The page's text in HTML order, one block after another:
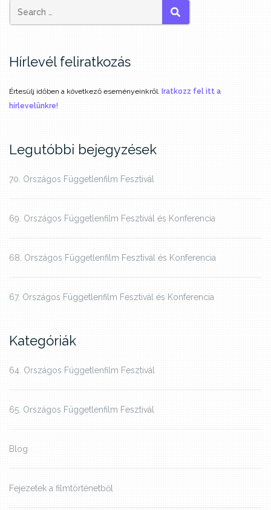
SEARCH
Hírlevél feliratkozás
Értesülj időben a következő eseményeinkről. Iratkozz fel itt a
hírlevelünkre!
Legutóbbi bejegyzések
70. Országos Függetlenfilm Fesztivál
69. Országos Függetlenfilm Fesztivál és Konferencia
68. Országos Függetlenfilm Fesztivál és Konferencia
67. Országos Függetlenfilm Fesztivál és Konferencia
Kategóriák
64. Országos Függetlenfilm Fesztivál
65. Országos Függetlenfilm Fesztivál
Blog
Fejezetek a filmtörténetből